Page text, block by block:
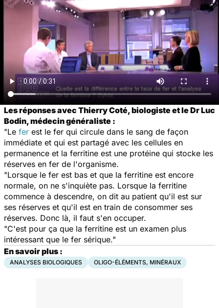
Les réponses avec Thierry Coté, biologiste et le Dr Luc
Bodin, médecin généraliste :
"Le fer est le fer qui circule dans le sang de façon
immédiate et qui est partagé avec les cellules en
permanence et la ferritine est une protéine qui stocke les
réserves en fer de l'organisme.
"Lorsque le fer est bas et que la ferritine est encore
normale, on ne s'inquiète pas. Lorsque la ferritine
commence à descendre, on dit au patient qu'il est sur
ses réserves et qu'il est en train de consommer ses
réserves. Donc là, il faut s'en occuper.
"C'est pour ça que la ferritine est un examen plus
intéressant que le fer sérique."
En savoir plus :
ANALYSES BIOLOGIQUES OLIGO-ÉLÉMENTS, MINÉRAUX